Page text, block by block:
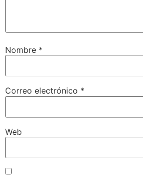
Nombre *
Correo electrónico *
Web